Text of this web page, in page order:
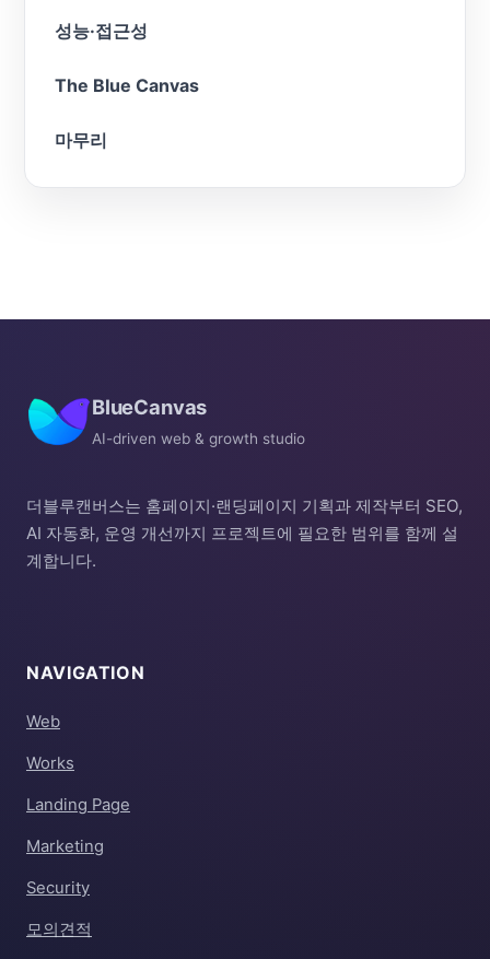
성능·접근성
The Blue Canvas
마무리
BlueCanvas
AI-driven web & growth studio
더블루캔버스는 홈페이지·랜딩페이지 기획과 제작부터 SEO,
AI 자동화, 운영 개선까지 프로젝트에 필요한 범위를 함께 설
계합니다.
NAVIGATION
Web
Works
Landing Page
Marketing
Security
모의견적